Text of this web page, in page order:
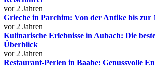
vor 2 Jahren
Grieche in Parchim: Von der Antike bis zur
vor 2 Jahren
Kulinarische Erlebnisse in Aubach: Die
Überblick
vor 2 Jahren
Restaurant-Perlen in Baabe: Genussvolle